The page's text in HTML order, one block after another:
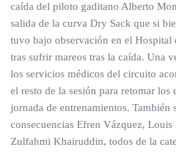
caída del piloto gaditano Alberto
salida de la curva Dry Sack que si
tuvo bajo observación en el
tras sufrir mareos tras la caída. Una
los servicios médicos del circuito
el resto de la sesión para retomar los
jornada de entrenamientos. También
consecuencias Efren Vázquez, Louis
Zulfahmi Khairuddin, todos de la